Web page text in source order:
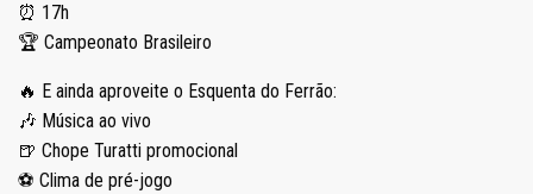
⏰ 17h
🏆 Campeonato Brasileiro
🔥 E ainda aproveite o Esquenta do Ferrão:
🎶 Música ao vivo
🍺 Chope Turatti promocional
⚽ Clima de pré-jogo